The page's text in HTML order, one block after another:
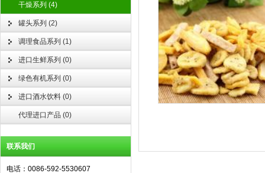
干燥系列 (4)
罐头系列 (2)
调理食品系列 (1)
进口生鲜系列 (0)
绿色有机系列 (0)
进口酒水饮料 (0)
代理进口产品 (0)
联系我们
电话：0086-592-5530607